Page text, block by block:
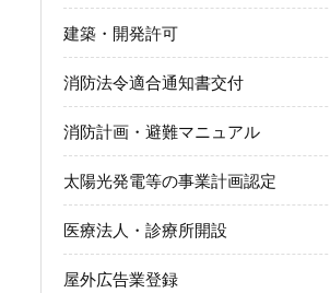
建築・開発許可
消防法令適合通知書交付
消防計画・避難マニュアル
太陽光発電等の事業計画認定
医療法人・診療所開設
屋外広告業登録